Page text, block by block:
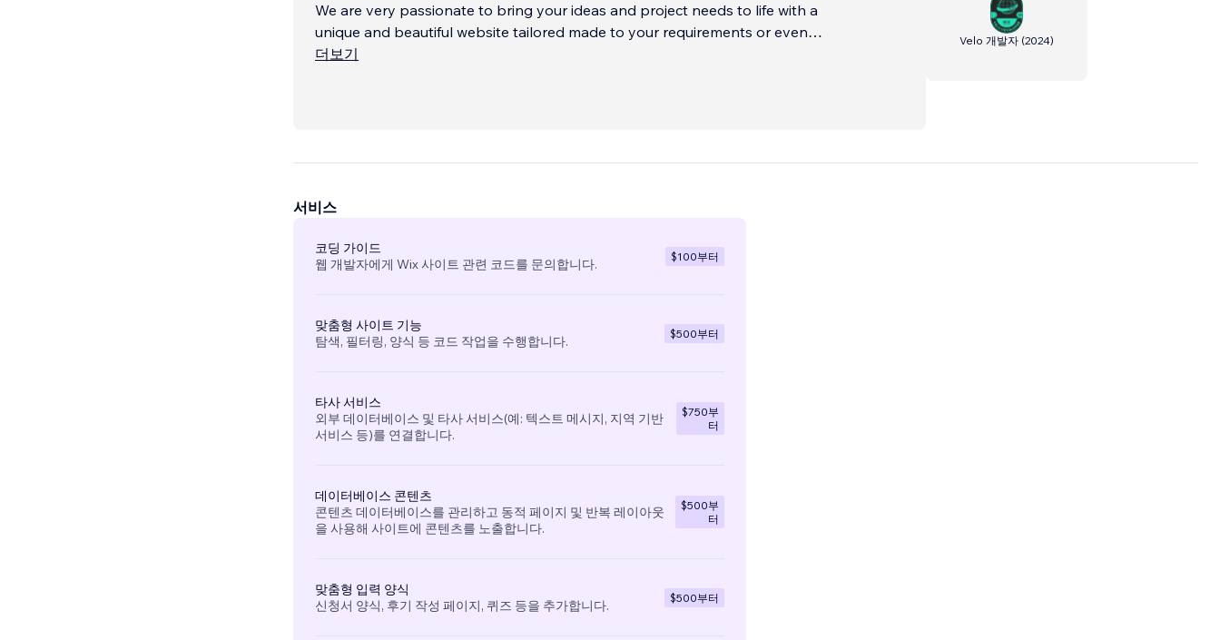
We are very passionate to bring your ideas and project needs to life with a
unique and beautiful website tailored made to your requirements or even
provide you with a helping hand when you need a professional assistance.
above and beyond to meet your goals for your personal or business website....
더보기
Velo 개발자 (2024)
서비스
코딩 가이드
웹 개발자에게 Wix 사이트 관련 코드를 문의합니다.
$100부터
맞춤형 사이트 기능
탐색, 필터링, 양식 등 코드 작업을 수행합니다.
$500부터
타사 서비스
외부 데이터베이스 및 타사 서비스(예: 텍스트 메시지, 지역 기반
서비스 등)를 연결합니다.
$750부
터
데이터베이스 콘텐츠
콘텐츠 데이터베이스를 관리하고 동적 페이지 및 반복 레이아웃
을 사용해 사이트에 콘텐츠를 노출합니다.
$500부
터
맞춤형 입력 양식
신청서 양식, 후기 작성 페이지, 퀴즈 등을 추가합니다.
$500부터